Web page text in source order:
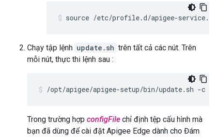
source /etc/profile.d/apigee-service.sh
Chạy tập lệnh update.sh trên tất cả các nút. Trên
mỗi nút, thực thi lệnh sau :
/opt/apigee/apigee-setup/bin/update.sh -c
Trong trường hợp configFile chỉ định tệp cấu hình mà
bạn đã dùng để cài đặt Apigee Edge dành cho Đám